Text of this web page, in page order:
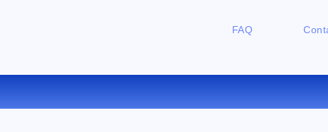
FAQ
CONVERTIR LIT A EPUB